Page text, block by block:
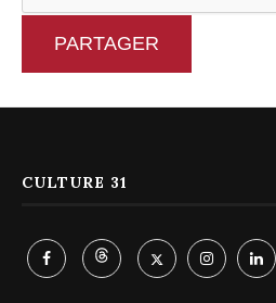
PARTAGER
CULTURE 31